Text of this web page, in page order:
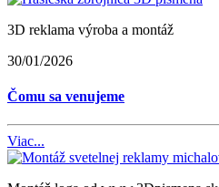
3D reklama výroba a montáž
30/01/2026
Čomu sa venujeme
Viac...